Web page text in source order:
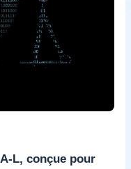
L, conçue pour